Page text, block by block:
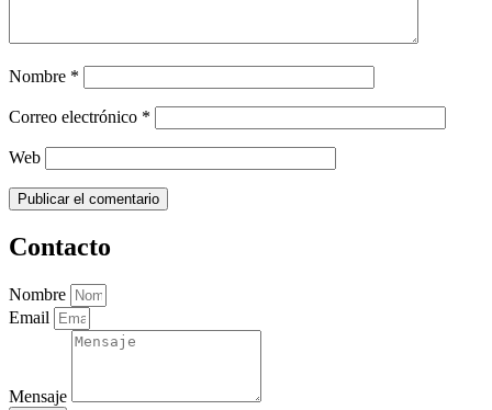
Nombre *
Correo electrónico *
Web
Contacto
Nombre
Email
Mensaje